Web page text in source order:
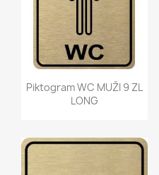
Rychlý náhled
Piktogram WC MUŽI 9 ZL
LONG